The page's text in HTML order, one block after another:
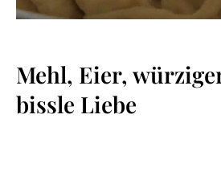
Mehl, Eier,
bissle Liebe